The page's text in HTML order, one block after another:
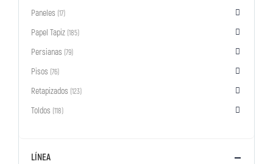
Paneles (17)
Papel Tapiz (185)
Persianas (79)
Pisos (76)
Retapizados (123)
Toldos (118)
LÍNEA